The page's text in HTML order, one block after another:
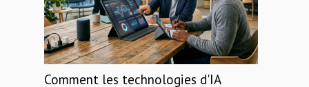
Comment les technologies d'IA